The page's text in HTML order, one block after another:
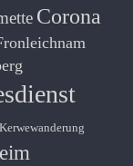
Corona
Kerwewanderung